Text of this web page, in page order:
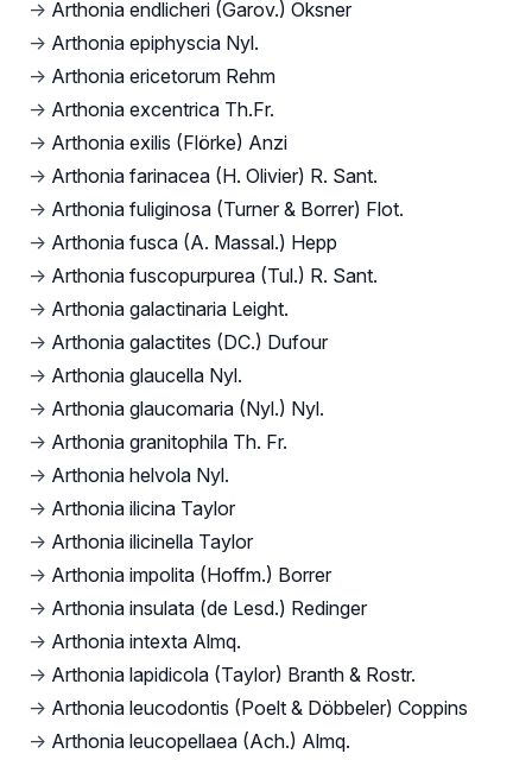
→ Arthonia endlicheri (Garov.) Oksner
→ Arthonia epiphyscia Nyl.
→ Arthonia ericetorum Rehm
→ Arthonia excentrica Th.Fr.
→ Arthonia exilis (Flörke) Anzi
→ Arthonia farinacea (H. Olivier) R. Sant.
→ Arthonia fuliginosa (Turner & Borrer) Flot.
→ Arthonia fusca (A. Massal.) Hepp
→ Arthonia fuscopurpurea (Tul.) R. Sant.
→ Arthonia galactinaria Leight.
→ Arthonia galactites (DC.) Dufour
→ Arthonia glaucella Nyl.
→ Arthonia glaucomaria (Nyl.) Nyl.
→ Arthonia granitophila Th. Fr.
→ Arthonia helvola Nyl.
→ Arthonia ilicina Taylor
→ Arthonia ilicinella Taylor
→ Arthonia impolita (Hoffm.) Borrer
→ Arthonia insulata (de Lesd.) Redinger
→ Arthonia intexta Almq.
→ Arthonia lapidicola (Taylor) Branth & Rostr.
→ Arthonia leucodontis (Poelt & Döbbeler) Coppins
→ Arthonia leucopellaea (Ach.) Almq.